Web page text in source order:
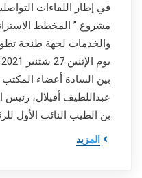
في إطار اللقاءات
مشروع ” المخطط
بين السادة أعضاء
عبداللطيف أفيلال، رئيس
بن الطيب النائب الأول
المزيد